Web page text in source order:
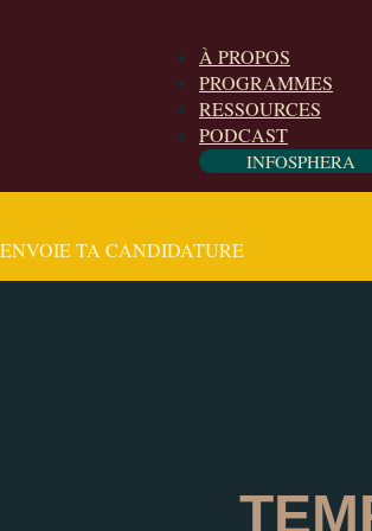
À PROPOS
PROGRAMMES
RESSOURCES
PODCAST
INFOSPHERA
ENVOIE TA CANDIDATURE